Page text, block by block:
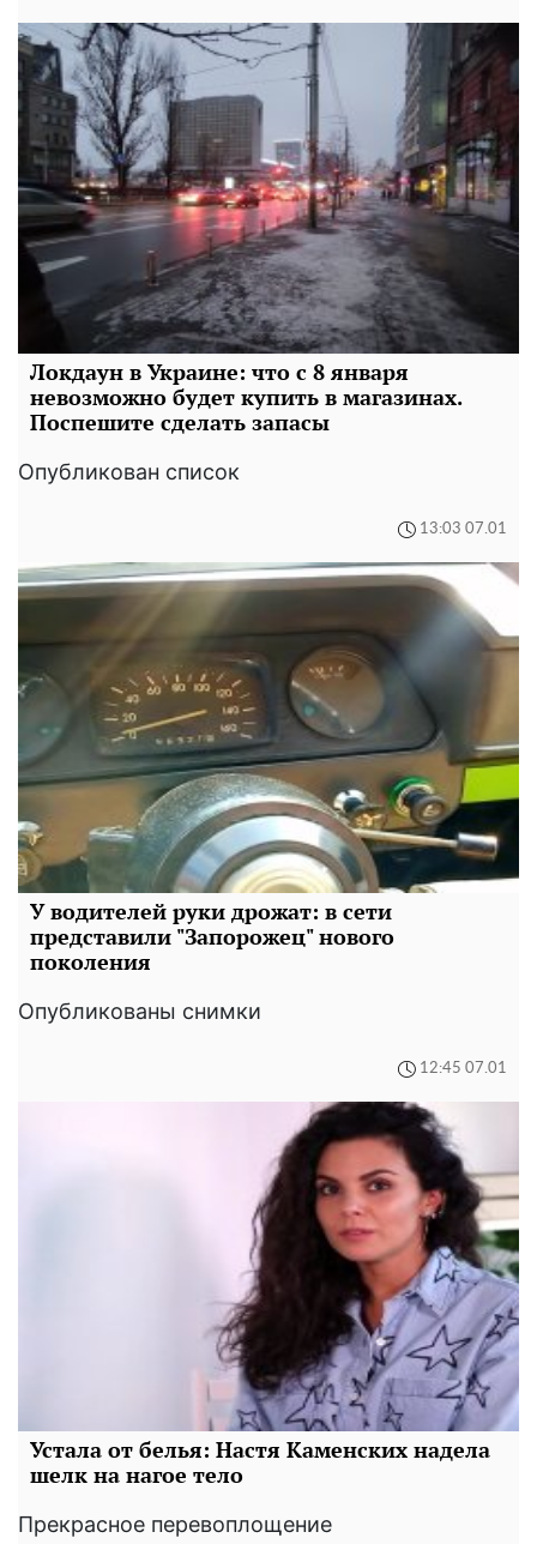
Локдаун в Украине: что с 8 января
невозможно будет купить в магазинах.
Поспешите сделать запасы
Опубликован список
13:03 07.01
У водителей руки дрожат: в сети
представили "Запорожец" нового
поколения
Опубликованы снимки
12:45 07.01
Устала от белья: Настя Каменских надела
шелк на нагое тело
Прекрасное перевоплощение